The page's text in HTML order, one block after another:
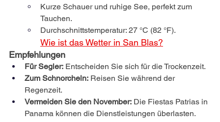
Kurze Schauer und ruhige See, perfekt zum
Tauchen.
Durchschnittstemperatur: 27 °C (82 °F).
Wie ist das Wetter in San Blas?
Empfehlungen
Für Segler: Entscheiden Sie sich für die Trockenzeit.
Zum Schnorcheln: Reisen Sie während der
Regenzeit.
Vermeiden Sie den November: Die Fiestas Patrias in
Panama können die Dienstleistungen überlasten.